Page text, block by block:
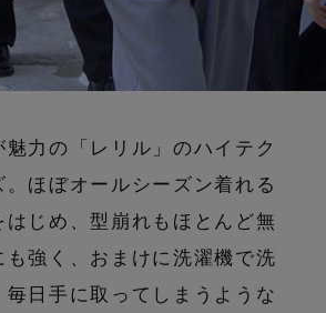
い夏素材
な透け感
雨対策グッズ
ャツ
ュニック
ズ
・財布
ト
ついて
魅力の「レリル」のハイテク
。ほぼオールシーズン着れる
はじめ、型崩れもほとんど無
も強く、おまけに洗濯機で洗
毎日手に取ってしまうような